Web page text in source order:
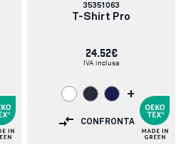
Codice
articolo:
35351063
T-Shirt Pro
24.52€
IVA inclusa
+
CONFRONTA